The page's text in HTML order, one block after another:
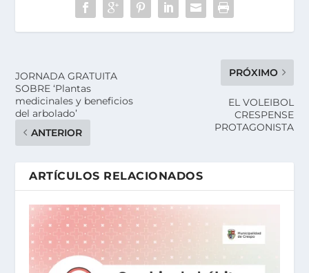
JORNADA GRATUITA
SOBRE ‘Plantas
medicinales y beneficios
del arbolado’
ANTERIOR
PRÓXIMO
EL VOLEIBOL
CRESPENSE
PROTAGONISTA
ARTÍCULOS RELACIONADOS